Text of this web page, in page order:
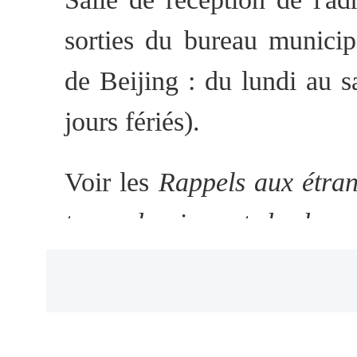
sorties du bureau
de Beijing : du lundi au
jours fériés).
Voir les Rappels aux
types de visas et de